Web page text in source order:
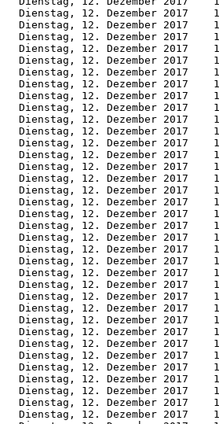
Dienstag, 12. Dezember 2017
Dienstag, 12. Dezember 2017
Dienstag, 12. Dezember 2017
Dienstag, 12. Dezember 2017
Dienstag, 12. Dezember 2017
Dienstag, 12. Dezember 2017
Dienstag, 12. Dezember 2017
Dienstag, 12. Dezember 2017
Dienstag, 12. Dezember 2017
Dienstag, 12. Dezember 2017
Dienstag, 12. Dezember 2017
Dienstag, 12. Dezember 2017
Dienstag, 12. Dezember 2017
Dienstag, 12. Dezember 2017
Dienstag, 12. Dezember 2017
Dienstag, 12. Dezember 2017
Dienstag, 12. Dezember 2017
Dienstag, 12. Dezember 2017
Dienstag, 12. Dezember 2017
Dienstag, 12. Dezember 2017
Dienstag, 12. Dezember 2017
Dienstag, 12. Dezember 2017
Dienstag, 12. Dezember 2017
Dienstag, 12. Dezember 2017
Dienstag, 12. Dezember 2017
Dienstag, 12. Dezember 2017
Dienstag, 12. Dezember 2017
Dienstag, 12. Dezember 2017
Dienstag, 12. Dezember 2017
Dienstag, 12. Dezember 2017
Dienstag, 12. Dezember 2017
Dienstag, 12. Dezember 2017
Dienstag, 12. Dezember 2017
Dienstag, 12. Dezember 2017
Dienstag, 12. Dezember 2017